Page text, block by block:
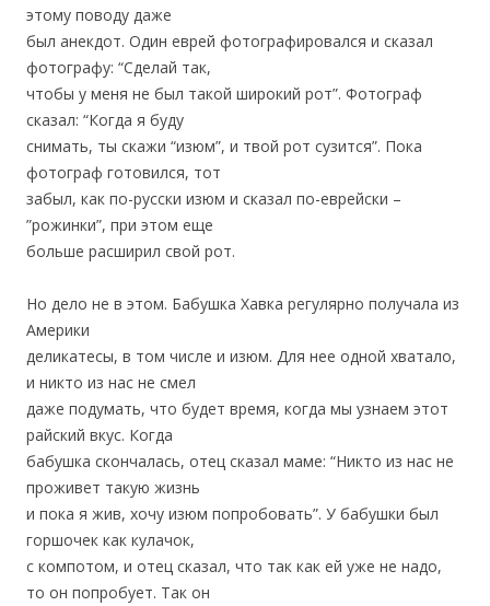
этому поводу даже
был анекдот. Один еврей фотографировался и сказал
фотографу: “Сделай так,
чтобы у меня не был такой широкий рот”. Фотограф
сказал: “Когда я буду
снимать, ты скажи “изюм”, и твой рот сузится”. Пока
фотограф готовился, тот
забыл, как по-русски изюм и сказал по-еврейски –
”рожинки”, при этом еще
больше расширил свой рот.
Но дело не в этом. Бабушка Хавка регулярно получала из
Америки
деликатесы, в том числе и изюм. Для нее одной хватало,
и никто из нас не смел
даже подумать, что будет время, когда мы узнаем этот
райский вкус. Когда
бабушка скончалась, отец сказал маме: “Никто из нас не
проживет такую жизнь
и пока я жив, хочу изюм попробовать”. У бабушки был
горшочек как кулачок,
с компотом, и отец сказал, что так как ей уже не надо,
то он попробует. Так он